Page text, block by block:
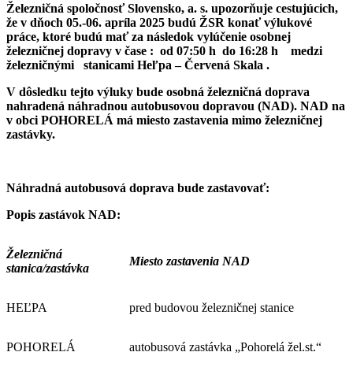
Železničná spoločnosť Slovensko, a. s. upozorňuje cestujúcich,
že v dňoch 05.-06. apríla 2025 budú ŽSR konať výlukové
práce, ktoré budú mať za následok vylúčenie osobnej
železničnej dopravy v čase : od 07:50 h do 16:28 h medzi
železničnými stanicami Heľpa – Červená Skala .
V dôsledku tejto výluky bude osobná železničná doprava
nahradená náhradnou autobusovou dopravou (NAD). NAD na
v obci POHORELÁ má miesto zastavenia mimo železničnej
zastávky.
Náhradná autobusová doprava bude zastavovať:
Popis zastávok NAD:
Železničná
stanica/zastávka
Miesto zastavenia NAD
HEĽPA pred budovou železničnej stanice
POHORELÁ autobusová zastávka „Pohorelá žel.st.“